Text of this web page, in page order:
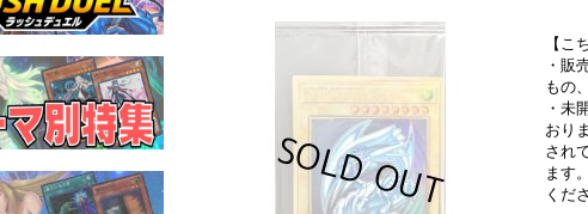
【こ
・販
もの
・未
おり
され
ます
くだ